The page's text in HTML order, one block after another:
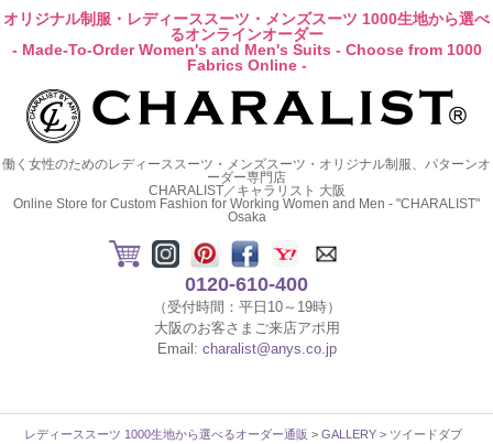
オリジナル制服・レディーススーツ・メンズスーツ 1000生地から選べ
るオンラインオーダー
- Made-To-Order Women's and Men's Suits - Choose from 1000
Fabrics Online -
働く女性のためのレディーススーツ・メンズスーツ・オリジナル制服、パターンオ
ーダー専門店
CHARALIST／キャラリスト 大阪
Online Store for Custom Fashion for Working Women and Men - "CHARALIST"
Osaka
0120-610-400
（受付時間：平日10～19時）
大阪のお客さまご来店アポ用
Email: charalist@anys.co.jp
レディーススーツ 1000生地から選べるオーダー通販 >GALLERY > ツイードダブ